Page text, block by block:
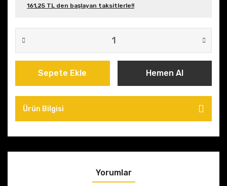
161,25 TL den başlayan taksitlerle!!
Sepete Ekle Hemen Al
Ürün Bilgisi
Yorumlar